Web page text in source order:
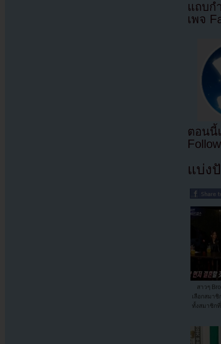
แถบก
เพจ
ตอนนี้
แบ่ง
สาวๆ
เลือกสมา
ทั้งสมาชิก